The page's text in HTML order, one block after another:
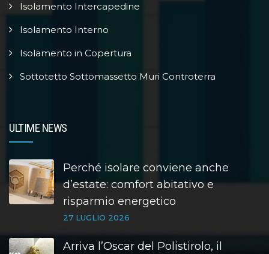
Isolamento Intercapedine
Isolamento Interno
Isolamento in Copertura
Sottotetto Sottomassetto Muri Controterra
ULTIME NEWS
Perché isolare conviene anche
d’estate: comfort abitativo e
risparmio energetico
27 LUGLIO 2026
Arriva l’Oscar del Polistirolo, il